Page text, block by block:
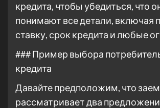
кредита, чтобы убедиться, что
понимают все детали, включая
ставку, срок кредита и любые
### Пример выбора
кредита
Давайте предположим, что
рассматривает два